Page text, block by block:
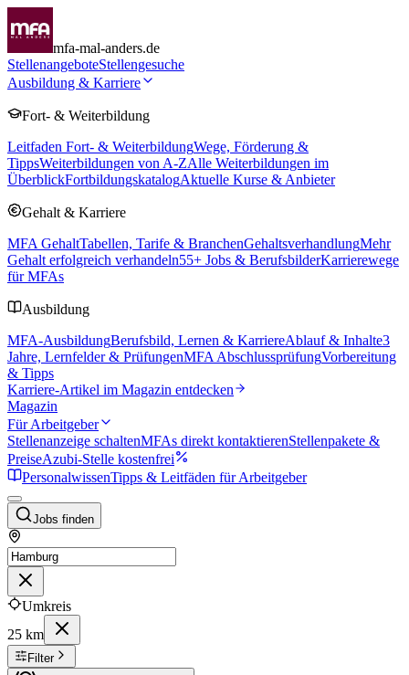
mfa-mal-anders.de
StellenangeboteStellengesuche
Ausbildung & Karriere
Fort- & Weiterbildung
Leitfaden Fort- & WeiterbildungWege, Förderung &
TippsWeiterbildungen von A-ZAlle Weiterbildungen im
ÜberblickFortbildungskatalogAktuelle Kurse & Anbieter
Gehalt & Karriere
MFA GehaltTabellen, Tarife & BranchenGehaltsverhandlungMehr
Gehalt erfolgreich verhandeln55+ Jobs & BerufsbilderKarrierewege
für MFAs
Ausbildung
MFA-AusbildungBerufsbild, Lernen & KarriereAblauf & Inhalte3
Jahre, Lernfelder & PrüfungenMFA AbschlussprüfungVorbereitung
& Tipps
Karriere-Artikel im Magazin entdecken
Magazin
Für Arbeitgeber
Stellenanzeige schaltenMFAs direkt kontaktierenStellenpakete &
PreiseAzubi-Stelle kostenfrei
PersonalwissenTipps & Leitfäden für Arbeitgeber
Jobs finden
Umkreis
25 km
Filter